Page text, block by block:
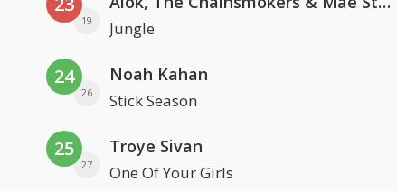
19 Jungle
24
26
Noah Kahan
Stick Season
25
27
Troye Sivan
One Of Your Girls